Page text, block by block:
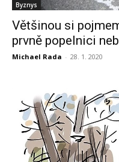
Byznys
Většinou si
prvně popelnici
Michael Rada - 28. 1. 2020